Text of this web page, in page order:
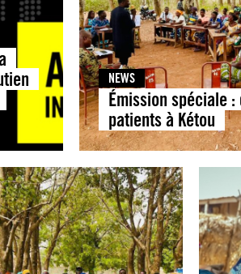
NEWS
Émission spéciale
patients à Kétou